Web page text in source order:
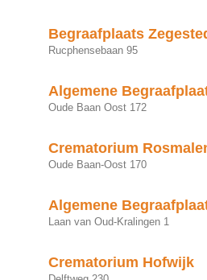
Begraafplaats
Rucphensebaan 95
Algemene
Oude Baan Oost 172
Crematorium
Oude Baan-Oost 170
Algemene
Laan van Oud-Kralingen 1
Crematorium Hofwijk